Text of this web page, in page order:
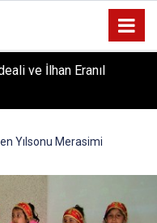
ve İlhan Eranıl
COŞKUSU: Kursiyerler
Yılsonu Merasimi